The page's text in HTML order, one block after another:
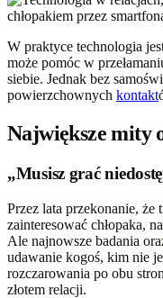
W praktyce technologia
może pomóc w
siebie. Jednak bez
powierzchownych kontakt
Największe mity
„Musisz grać
Przez lata przekonanie, że
zainteresować chłopaka,
Ale najnowsze badania
udawanie kogoś, kim nie
rozczarowania po obu
złotem relacji.